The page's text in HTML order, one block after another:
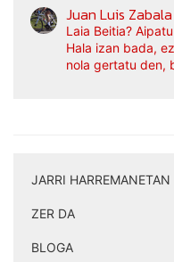
Juan Luis Zabala
Laia Beitia?
Hala izan bada,
nola gertatu den,
JARRI HARREMANETAN
ZER DA
BLOGA